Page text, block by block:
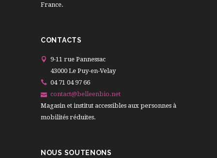
France.
CONTACTS
9-11 rue Pannessac
43000 Le Puy-en-Velay
04 71 04 97 66
contact@belleenbio.net
Magasin et institut accessibles aux personnes à
mobilités réduites.
NOUS SOUTENONS